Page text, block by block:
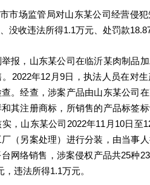
场监管局对山东某公司经营侵犯
没收违法所得1.1万元、处罚款
，山东某公司在临沂某肉制品加
2022年12月9日，执法人员在对
。经查，涉案产品由山东某公司
其注册商标，所销售的产品标签
，山东某公司2022年11月10日至
（另案处理）进行分装，由当事
网络销售，涉案侵权产品共25种
违法所得1.1万元。